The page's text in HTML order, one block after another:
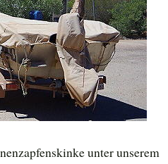
unter unserem